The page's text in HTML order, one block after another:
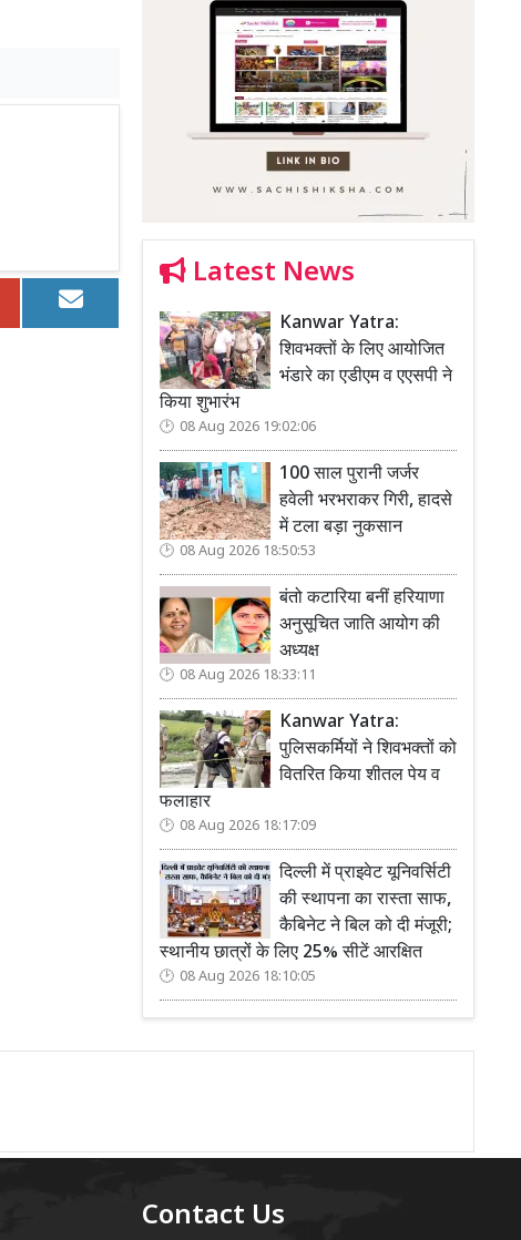
Latest News
Kanwar Yatra:
शिवभक्तों के लिए आयोजित
भंडारे का एडीएम व एएसपी ने
किया शुभारंभ
08 Aug 2026 19:02:06
100 साल पुरानी जर्जर
हवेली भरभराकर गिरी, हादसे
में टला बड़ा नुकसान
08 Aug 2026 18:50:53
बंतो कटारिया बनीं हरियाणा
अनुसूचित जाति आयोग की
अध्यक्ष
08 Aug 2026 18:33:11
Kanwar Yatra:
पुलिसकर्मियों ने शिवभक्तों को
वितरित किया शीतल पेय व
फलाहार
08 Aug 2026 18:17:09
दिल्ली में प्राइवेट यूनिवर्सिटी
की स्थापना का रास्ता साफ,
कैबिनेट ने बिल को दी मंजूरी;
स्थानीय छात्रों के लिए 25% सीटें आरक्षित
08 Aug 2026 18:10:05
Contact Us